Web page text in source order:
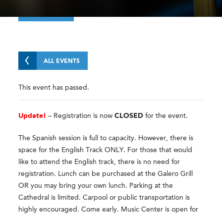
ALL EVENTS
This event has passed.
Update! – Registration is nowCLOSEDfor the event.
The Spanish session is full to capacity. However, there is
space for the English Track ONLY. For those that would
like to attend the English track, there is no need for
registration. Lunch can be purchased at the Galero Grill
OR you may bring your own lunch. Parking at the
Cathedral is limited. Carpool or public transportation is
highly encouraged. Come early. Music Center is open for